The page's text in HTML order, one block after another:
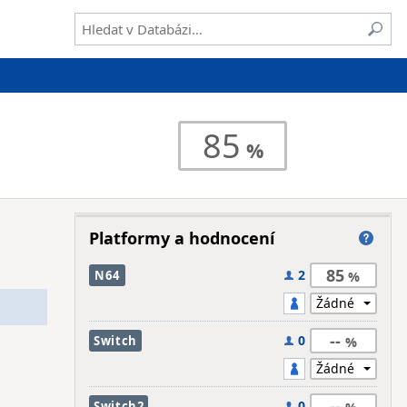
85
Platformy a hodnocení
N64 2 85
Switch 0 --